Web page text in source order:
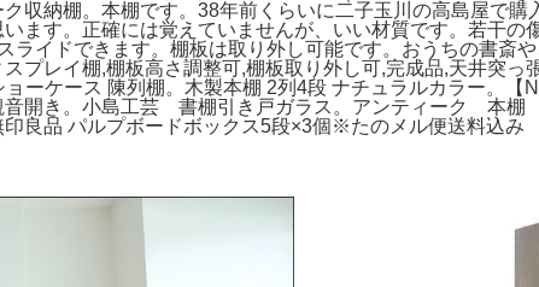
収納棚。本棚です。38年前くらいに二子玉川の高島屋で
ます。正確には覚えていませんが、いい材質です。若干
ライドできます。棚板は取り外し可能です。おうちの書
プレイ棚,棚板高さ調整可,棚板取り外し可,完成品,天井突っ
ーケース 陳列棚。木製本棚 2列4段 ナチュラルカラー。【
き。小島工芸 書棚引き戸ガラス。アンティーク 本棚
良品 パルプボードボックス5段×3個※たのメル便送料込み